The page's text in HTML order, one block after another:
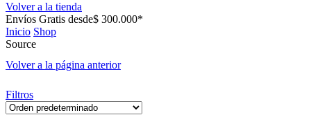
Volver a la tienda
Envíos Gratis desde$ 300.000*
Inicio Shop
Source
Volver a la página anterior
Filtros